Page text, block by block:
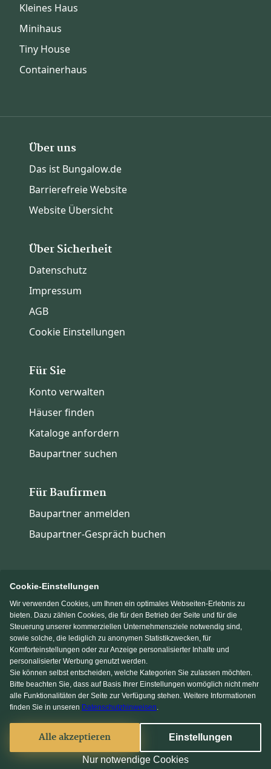
Kleines Haus
Minihaus
Tiny House
Containerhaus
Über uns
Das ist Bungalow.de
Barrierefreie Website
Website Übersicht
Über Sicherheit
Datenschutz
Impressum
AGB
Cookie Einstellungen
Für Sie
Konto verwalten
Häuser finden
Kataloge anfordern
Baupartner suchen
Für Baufirmen
Baupartner anmelden
Baupartner-Gespräch buchen
Immowelt.de Bauen.de
Massivhaus.de Fertighaus.de
Einfamilienhaus.de
© 2013-2026 MS media systems GmbH
Facebook
Cookie-Einstellungen
Wir verwenden Cookies, um Ihnen ein optimales Webseiten-Erlebnis zu
bieten. Dazu zählen Cookies, die für den Betrieb der Seite und für die
Steuerung unserer kommerziellen Unternehmensziele notwendig sind,
sowie solche, die lediglich zu anonymen Statistikzwecken, für
Komforteinstellungen oder zur Anzeige personalisierter Inhalte und
personalisierter Werbung genutzt werden.
Sie können selbst entscheiden, welche Kategorien Sie zulassen möchten.
Bitte beachten Sie, dass auf Basis Ihrer Einstellungen womöglich nicht mehr
alle Funktionalitäten der Seite zur Verfügung stehen. Weitere Informationen
finden Sie in unseren Datenschutzhinweisen.
Alle akzeptieren Einstellungen
Nur notwendige Cookies